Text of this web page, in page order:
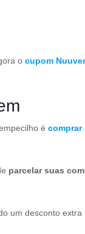
o cupom
é comprar
parcelar suas
um desconto